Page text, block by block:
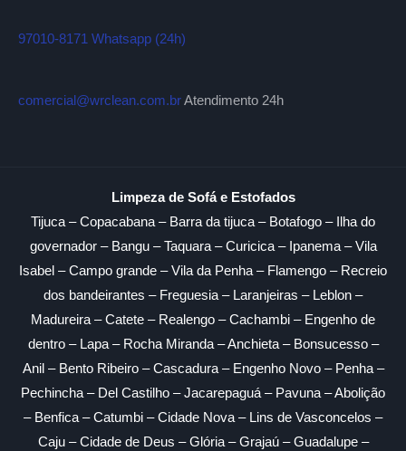
97010-8171 Whatsapp (24h)
comercial@wrclean.com.brAtendimento 24h
Limpeza de Sofá e Estofados
Tijuca – Copacabana – Barra da tijuca – Botafogo – Ilha do
governador – Bangu – Taquara – Curicica – Ipanema – Vila
Isabel – Campo grande – Vila da Penha – Flamengo – Recreio
dos bandeirantes – Freguesia – Laranjeiras – Leblon –
Madureira – Catete – Realengo – Cachambi – Engenho de
dentro – Lapa – Rocha Miranda – Anchieta – Bonsucesso –
Anil – Bento Ribeiro – Cascadura – Engenho Novo – Penha –
Pechincha – Del Castilho – Jacarepaguá – Pavuna – Abolição
– Benfica – Catumbi – Cidade Nova – Lins de Vasconcelos –
Caju – Cidade de Deus – Glória – Grajaú – Guadalupe –